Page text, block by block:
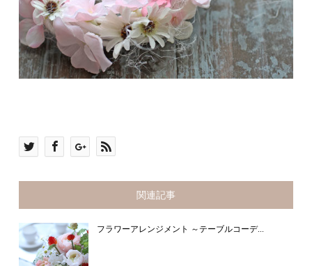
関連記事
フラワーアレンジメント ～テーブルコーデ...